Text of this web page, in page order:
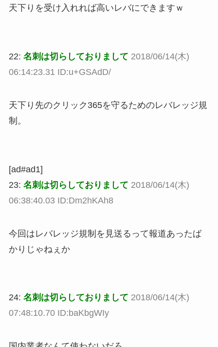
天下りを受け入れれば高いレバにできますｗ
22: 名刺は切らしておりまして 2018/06/14(木)
06:14:23.31 ID:u+GSAdD/
天下り先のクリック365を守るためのレバレッジ規
制。
[ad#ad1]
23: 名刺は切らしておりまして 2018/06/14(木)
06:38:40.03 ID:Dm2hKAh8
今回はレバレッジ規制を見送るって報道あったば
かりじゃねぇか
24: 名刺は切らしておりまして 2018/06/14(木)
07:48:10.70 ID:baKbgWIy